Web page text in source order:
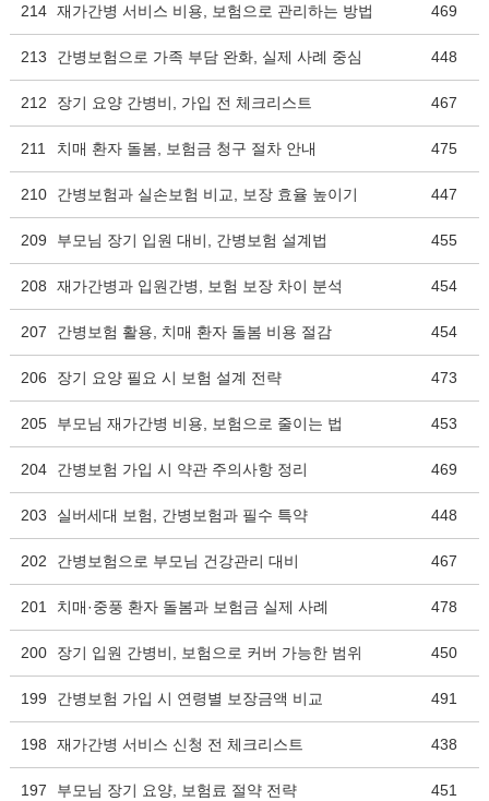
214 재가간병 서비스 비용, 보험으로 관리하는 방법 469
213 간병보험으로 가족 부담 완화, 실제 사례 중심 448
212 장기 요양 간병비, 가입 전 체크리스트 467
211 치매 환자 돌봄, 보험금 청구 절차 안내 475
210 간병보험과 실손보험 비교, 보장 효율 높이기 447
209 부모님 장기 입원 대비, 간병보험 설계법 455
208 재가간병과 입원간병, 보험 보장 차이 분석 454
207 간병보험 활용, 치매 환자 돌봄 비용 절감 454
206 장기 요양 필요 시 보험 설계 전략 473
205 부모님 재가간병 비용, 보험으로 줄이는 법 453
204 간병보험 가입 시 약관 주의사항 정리 469
203 실버세대 보험, 간병보험과 필수 특약 448
202 간병보험으로 부모님 건강관리 대비 467
201 치매·중풍 환자 돌봄과 보험금 실제 사례 478
200 장기 입원 간병비, 보험으로 커버 가능한 범위 450
199 간병보험 가입 시 연령별 보장금액 비교 491
198 재가간병 서비스 신청 전 체크리스트 438
197 부모님 장기 요양, 보험료 절약 전략 451